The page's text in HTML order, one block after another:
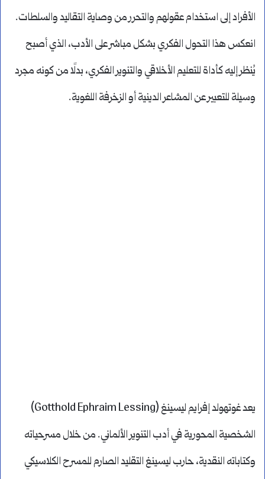
الأفراد إلى استخدام عقولهم والتحرر من وصاية التقاليد والسلطات.
انعكس هذا التحول الفكري بشكل مباشر على الأدب، الذي أصبح
يُنظر إليه كأداة للتعليم الأخلاقي والتنوير الفكري، بدلًا من كونه مجرد
وسيلة للتعبير عن المشاعر الدينية أو الزخرفة اللغوية.
يعد غوتهولد إفرايم ليسينغ (Gotthold Ephraim Lessing)
الشخصية المحورية في أدب التنوير الألماني. من خلال مسرحياته
وكتاباته النقدية، حارب ليسينغ التقليد الصارم للمسرح الكلاسيكي